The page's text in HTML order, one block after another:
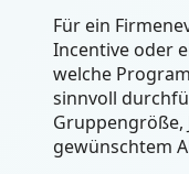
Für ein
Incentive oder
welche
sinnvoll
Gruppengröße,
gewünschtem